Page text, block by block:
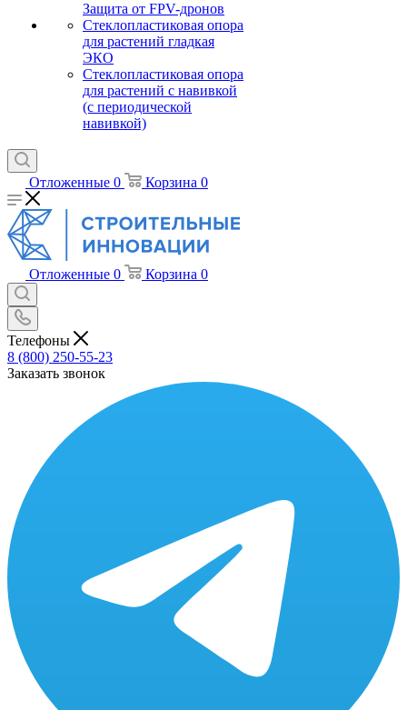
Защита от FPV-дронов
Стеклопластиковая опора
для растений гладкая
ЭКО
Стеклопластиковая опора
для растений с навивкой
(с периодической
навивкой)
Отложенные 0 Корзина 0
Отложенные 0 Корзина 0
Телефоны
8 (800) 250-55-23
Заказать звонок